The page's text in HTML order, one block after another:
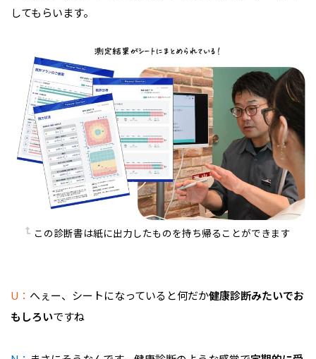
してもらいます。
この診断書は紙に出力したものを持ち帰ることができます
U： へぇー、シートになっていると何だか健康診断みたいでお
もしろいですね